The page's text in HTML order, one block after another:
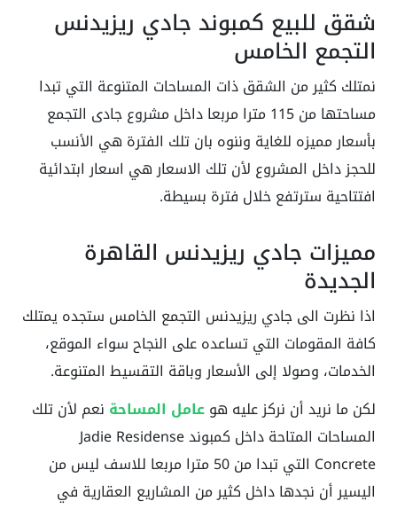
شقق للبيع كمبوند جادي ريزيدنس
التجمع الخامس
نمتلك كثير من الشقق ذات المساحات المتنوعة التي تبدا
مساحتها من 115 مترا مربعا داخل مشروع جادى التجمع
بأسعار مميزه للغاية وننوه بان تلك الفترة هي الأنسب
للحجز داخل المشروع لأن تلك الاسعار هي اسعار ابتدائية
افتتاحية سترتفع خلال فترة بسيطة.
مميزات جادي ريزيدنس القاهرة
الجديدة
اذا نظرت الى جادي ريزيدنس التجمع الخامس ستجده يمتلك
كافة المقومات التي تساعده على النجاح سواء الموقع،
الخدمات، وصولا إلى الأسعار وباقة التقسيط المتنوعة.
لكن ما نريد أن نركز عليه هوعامل المساحة نعم لأن تلك
المساحات المتاحة داخل كمبوند Jadie Residense
Concrete التي تبدا من 50 مترا مربعا للاسف ليس من
اليسير أن نجدها داخل كثير من المشاريع العقارية في